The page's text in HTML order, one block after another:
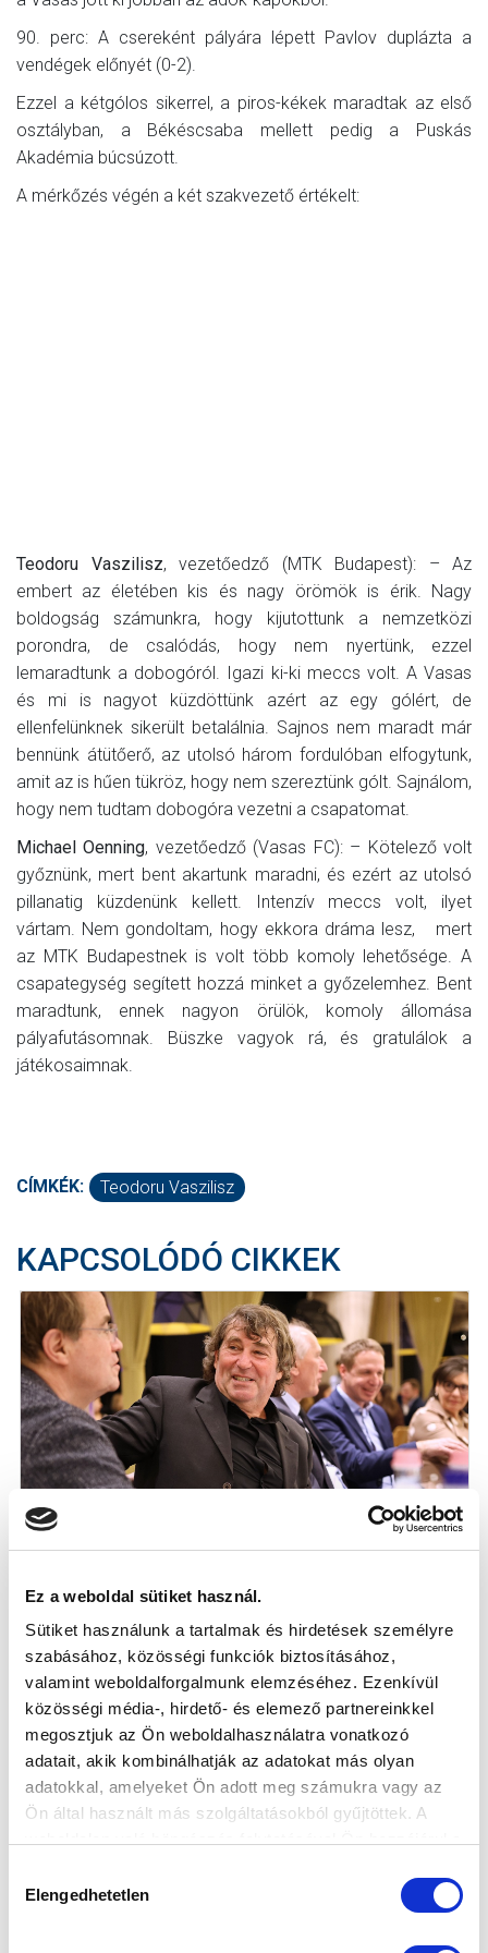
Ez a weboldal sütiket használ.
Sütiket használunk a tartalmak és hirdetések személyre
szabásához, közösségi funkciók biztosításához,
valamint weboldalforgalmunk elemzéséhez. Ezenkívül
közösségi média-, hirdető- és elemező partnereinkkel
megosztjuk az Ön weboldalhasználatra vonatkozó
adatait, akik kombinálhatják az adatokat más olyan
adatokkal, amelyeket Ön adott meg számukra vagy az
Ön által használt más szolgáltatásokból gyűjtöttek. A
kiválasztása
Elengedhetetlen
90. perc: A csereként pályára lépett Pavlov duplázta a
vendégek előnyét (0-2).
Ezzel a kétgólos sikerrel, a piros-kékek maradtak az első
osztályban, a Békéscsaba mellett pedig a Puskás
Akadémia búcsúzott.
A mérkőzés végén a két szakvezető értékelt:
Teodoru Vaszilisz, vezetőedző (MTK Budapest): – Az
embert az életében kis és nagy örömök is érik. Nagy
boldogság számunkra, hogy kijutottunk a nemzetközi
porondra, de csalódás, hogy nem nyertünk, ezzel
lemaradtunk a dobogóról. Igazi ki-ki meccs volt. A Vasas
és mi is nagyot küzdöttünk azért az egy gólért, de
ellenfelünknek sikerült betalálnia. Sajnos nem maradt már
bennünk átütőerő, az utolsó három fordulóban elfogytunk,
amit az is hűen tükröz, hogy nem szereztünk gólt. Sajnálom,
hogy nem tudtam dobogóra vezetni a csapatomat.
Michael Oenning, vezetőedző (Vasas FC): – Kötelező volt
győznünk, mert bent akartunk maradni, és ezért az utolsó
pillanatig küzdenünk kellett. Intenzív meccs volt, ilyet
vártam. Nem gondoltam, hogy ekkora dráma lesz, mert
az MTK Budapestnek is volt több komoly lehetősége. A
csapategység segített hozzá minket a győzelemhez. Bent
maradtunk, ennek nagyon örülök, komoly állomása
pályafutásomnak. Büszke vagyok rá, és gratulálok a
játékosaimnak.
CÍMKÉK: Teodoru Vaszilisz
KAPCSOLÓDÓ CIKKEK
MINT EGY JÓ EDZÉS" - ÉLETMŰDÍJAS
INTERJÚ (VIDEÓ)
Idén lett az MTK Budapest életműdíjasa Teodoru
Vaszilisz, aki edzőként - különbö...